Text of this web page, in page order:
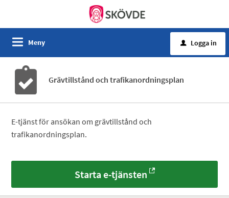
Meny u Logga in
Grävtillstånd och trafikanordningsplan
E-tjänst för ansökan om grävtillstånd och
trafikanordningsplan.
Starta e-tjänsten